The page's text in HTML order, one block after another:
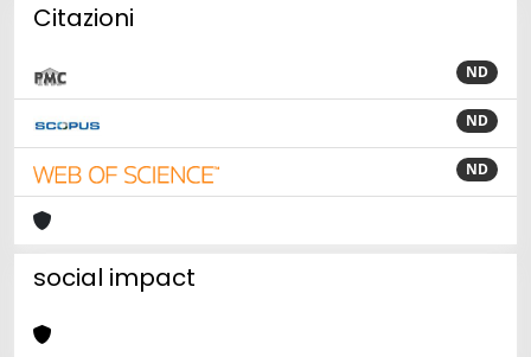
Citazioni
ND
ND
ND
social impact